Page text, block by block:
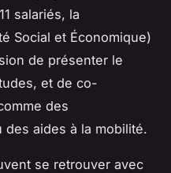
salariés, la
Social et Économique)
de présenter le
et de co-
des
des aides à la mobilité.
se retrouver avec